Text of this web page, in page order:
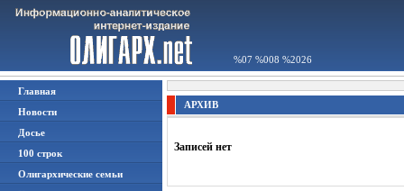
%07 %008 %2026
Главная
Новости
Досье
100 строк
Олигархические семьи
АРХИВ
Записей нет